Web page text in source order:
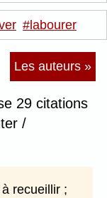
#labourer
Les auteurs »
29 citations
/
recueillir ;